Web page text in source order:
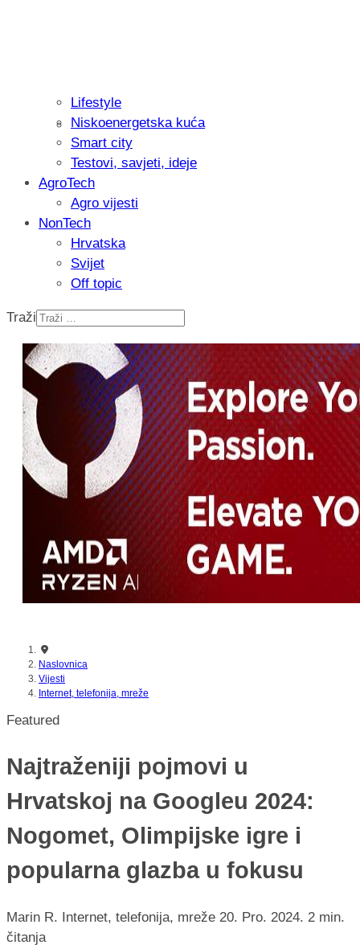
Recenzija: Philips All-in-One Trimmer
muškarcu
Isprobali smo: Thermostar
Lifestyle
Niskoenergetska kuća
Smart city
Testovi, savjeti, ideje
AgroTech
Agro vijesti
NonTech
Hrvatska
Svijet
Off topic
Traži
Naslovnica
Vijesti
Internet, telefonija, mreže
Featured
Najtraženiji pojmovi u
Hrvatskoj na Googleu 2024:
Nogomet, Olimpijske igre i
popularna glazba u fokusu
Marin R. Internet, telefonija, mreže 20. Pro. 2024. 2 min.
čitanja